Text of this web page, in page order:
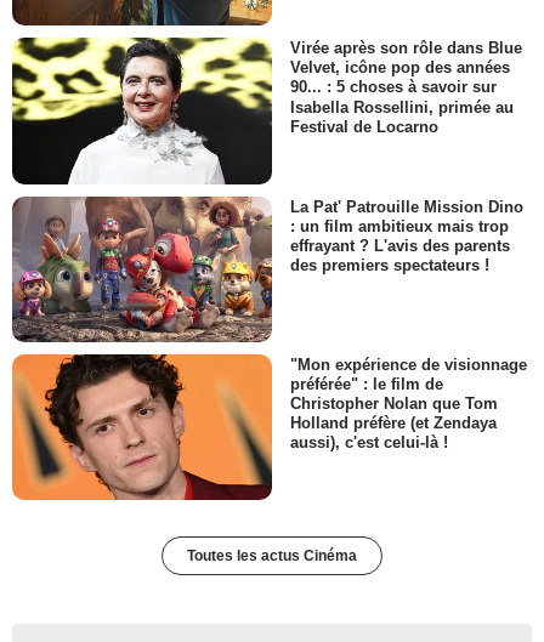
Virée après son rôle dans Blue
Velvet, icône pop des années
90... : 5 choses à savoir sur
Isabella Rossellini, primée au
Festival de Locarno
La Pat' Patrouille Mission Dino
: un film ambitieux mais trop
effrayant ? L'avis des parents
des premiers spectateurs !
"Mon expérience de visionnage
préférée" : le film de
Christopher Nolan que Tom
Holland préfère (et Zendaya
aussi), c'est celui-là !
Toutes les actus Cinéma